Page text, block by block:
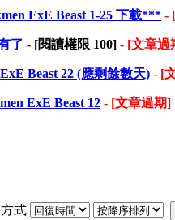
ExE Beast 1-25 下載*** -
了 - [閱讀權限 100] - [文章過
Beast 22 (應剩餘數天) - [
ExE Beast 12 - [文章過期]
式